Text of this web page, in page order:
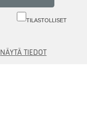
TILASTOLLISET
NÄYTÄ TIEDOT